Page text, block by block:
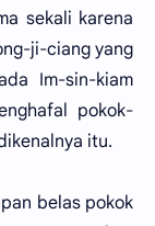
sekali karena
ji-ciang yang
Im-sin-kiam
pokok-
itu.
belas pokok